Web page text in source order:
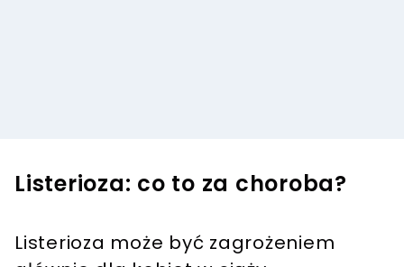
Listerioza: co to za choroba?
Listerioza może być zagrożeniem